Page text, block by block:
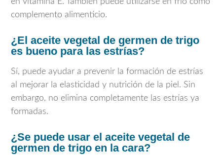
complemento alimenticio.
¿El aceite vegetal de germen de trigo
es bueno para las estrías?
Sí, puede ayudar a prevenir la formación de estrías
al mejorar la elasticidad y nutrición de la piel. Sin
embargo, no elimina completamente las estrías ya
formadas.
¿Se puede usar el aceite vegetal de
germen de trigo en la cara?